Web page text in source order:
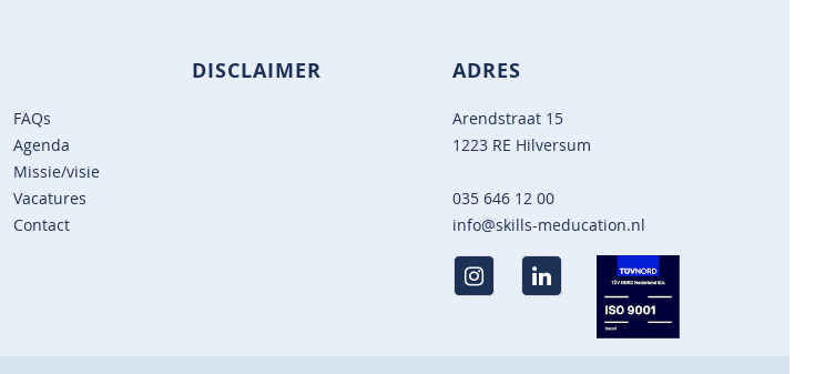
FAQs
Agenda
Missie/visie
Vacatures
Contact
DISCLAIMER ADRES
Arendstraat 15
1223 RE Hilversum
035 646 12 00
info@skills-meducation.nl